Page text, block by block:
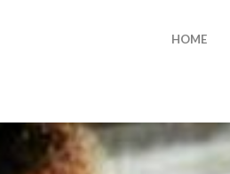
HOME